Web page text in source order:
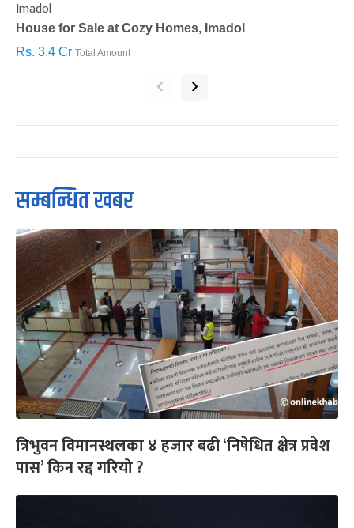
Imadol
House for Sale at Cozy Homes, Imadol
Rs. 3.4 Cr Total Amount
‹ ›
सम्बन्धित खबर
त्रिभुवन विमानस्थलका ४ हजार बढी ‘निषेधित क्षेत्र प्रवेश
पास’ किन रद्द गरियो ?